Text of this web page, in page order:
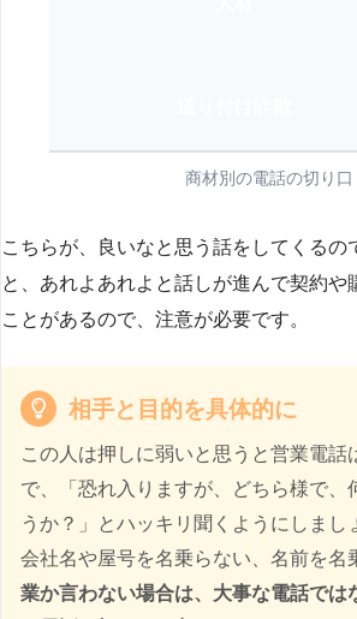
商材別の電話の切り口
こちらが、良いなと思う話をしてくるの
と、あれよあれよと話しが進んで契約や
ことがあるので、注意が必要です。
相手と目的を具体的に
この人は押しに弱いと思うと営業電話
で、「恐れ入りますが、どちら様で、
うか？」とハッキリ聞くようにしまし
会社名や屋号を名乗らない、名前を名
業か言わない場合は、大事な電話では